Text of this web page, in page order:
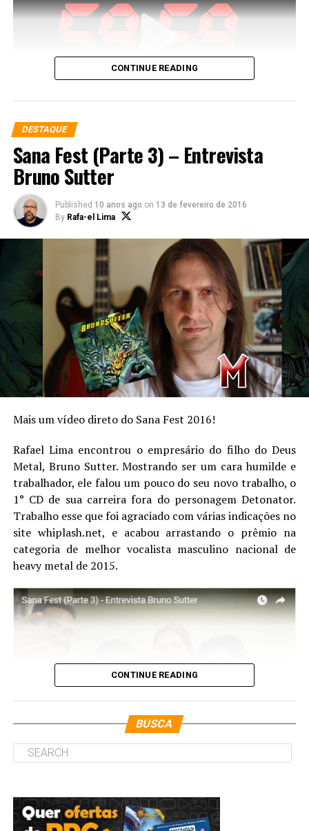
Página Facebook:
http://www.facebook.com/pages/Escape-60-
Fortaleza/1685105681772052?fref=ts
Site: http://www.escape60.com.br/
Rafa-el Lima
Antepenúltimo filho de Krypton (segundo o último senso), 1º
horas vagas.
CONTINUE READING
DESTAQUE
Sana Fest (Parte 3) – Entrevista
Bruno Sutter
Published 10 anos ago on 13 de fevereiro de 2016
By Rafa-el Lima
Mais um vídeo direto do Sana Fest 2016!
Rafael Lima encontrou o empresário do filho do Deus
Metal, Bruno Sutter. Mostrando ser um cara humilde e
trabalhador, ele falou um pouco do seu novo trabalho, o
1° CD de sua carreira fora do personagem Detonator.
Trabalho esse que foi agraciado com várias indicações no
site whiplash.net, e acabou arrastando o prêmio na
categoria de melhor vocalista masculino nacional de
heavy metal de 2015.
http://www.brunosutter.com
CONTINUE READING
BUSCA